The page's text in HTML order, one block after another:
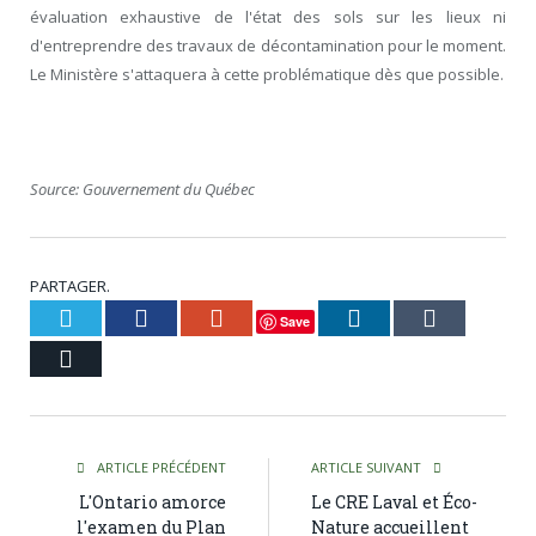
évaluation exhaustive de l'état des sols sur les lieux ni
d'entreprendre des travaux de décontamination pour le moment.
Le Ministère s'attaquera à cette problématique dès que possible.
Source: Gouvernement du Québec
PARTAGER.
Twitter Facebook Google+
Save LinkedIn
ARTICLE PRÉCÉDENT
L'Ontario amorce
l'examen du Plan
ARTICLE SUIVANT
Le CRE Laval et Éco-
Nature accueillent